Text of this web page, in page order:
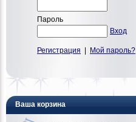
Пароль
Вход
Регистрация Мой пароль?
Ваша корзина